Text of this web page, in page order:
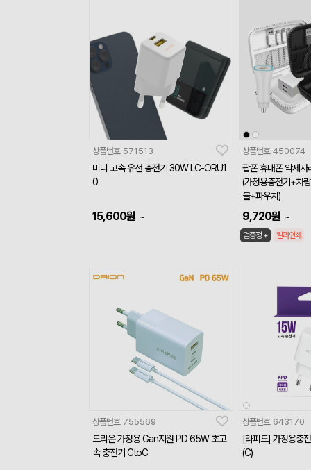
상품번호 571513
미니 고속 유선 충전기 30W LC-ORU1
0
15,600원 ~
상품번호 450074
팝폰 휴대폰 악세
(가정용충전기+차
블+파우치)
9,720원 ~
덤증정 + 칼라인쇄
상품번호 755569
드리온 가정용 Gan지원 PD 65W 초고
속 충전기 CtoC
상품번호 643170
[라피드] 가정용충
(C)